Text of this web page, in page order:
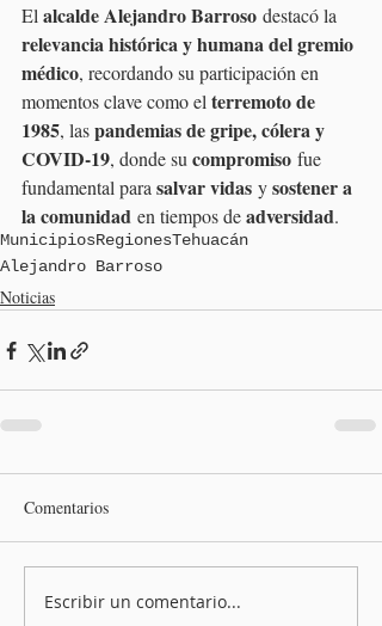
El alcalde Alejandro Barroso destacó la
relevancia histórica y humana del gremio
médico, recordando su participación en
momentos clave como el terremoto de
1985, las pandemias de gripe, cólera y
COVID-19, donde su compromiso fue
fundamental para salvar vidas y sostener a
la comunidad en tiempos de adversidad.
MunicipiosRegionesTehuacán
Alejandro Barroso
Noticias
Comentarios
Escribir un comentario...